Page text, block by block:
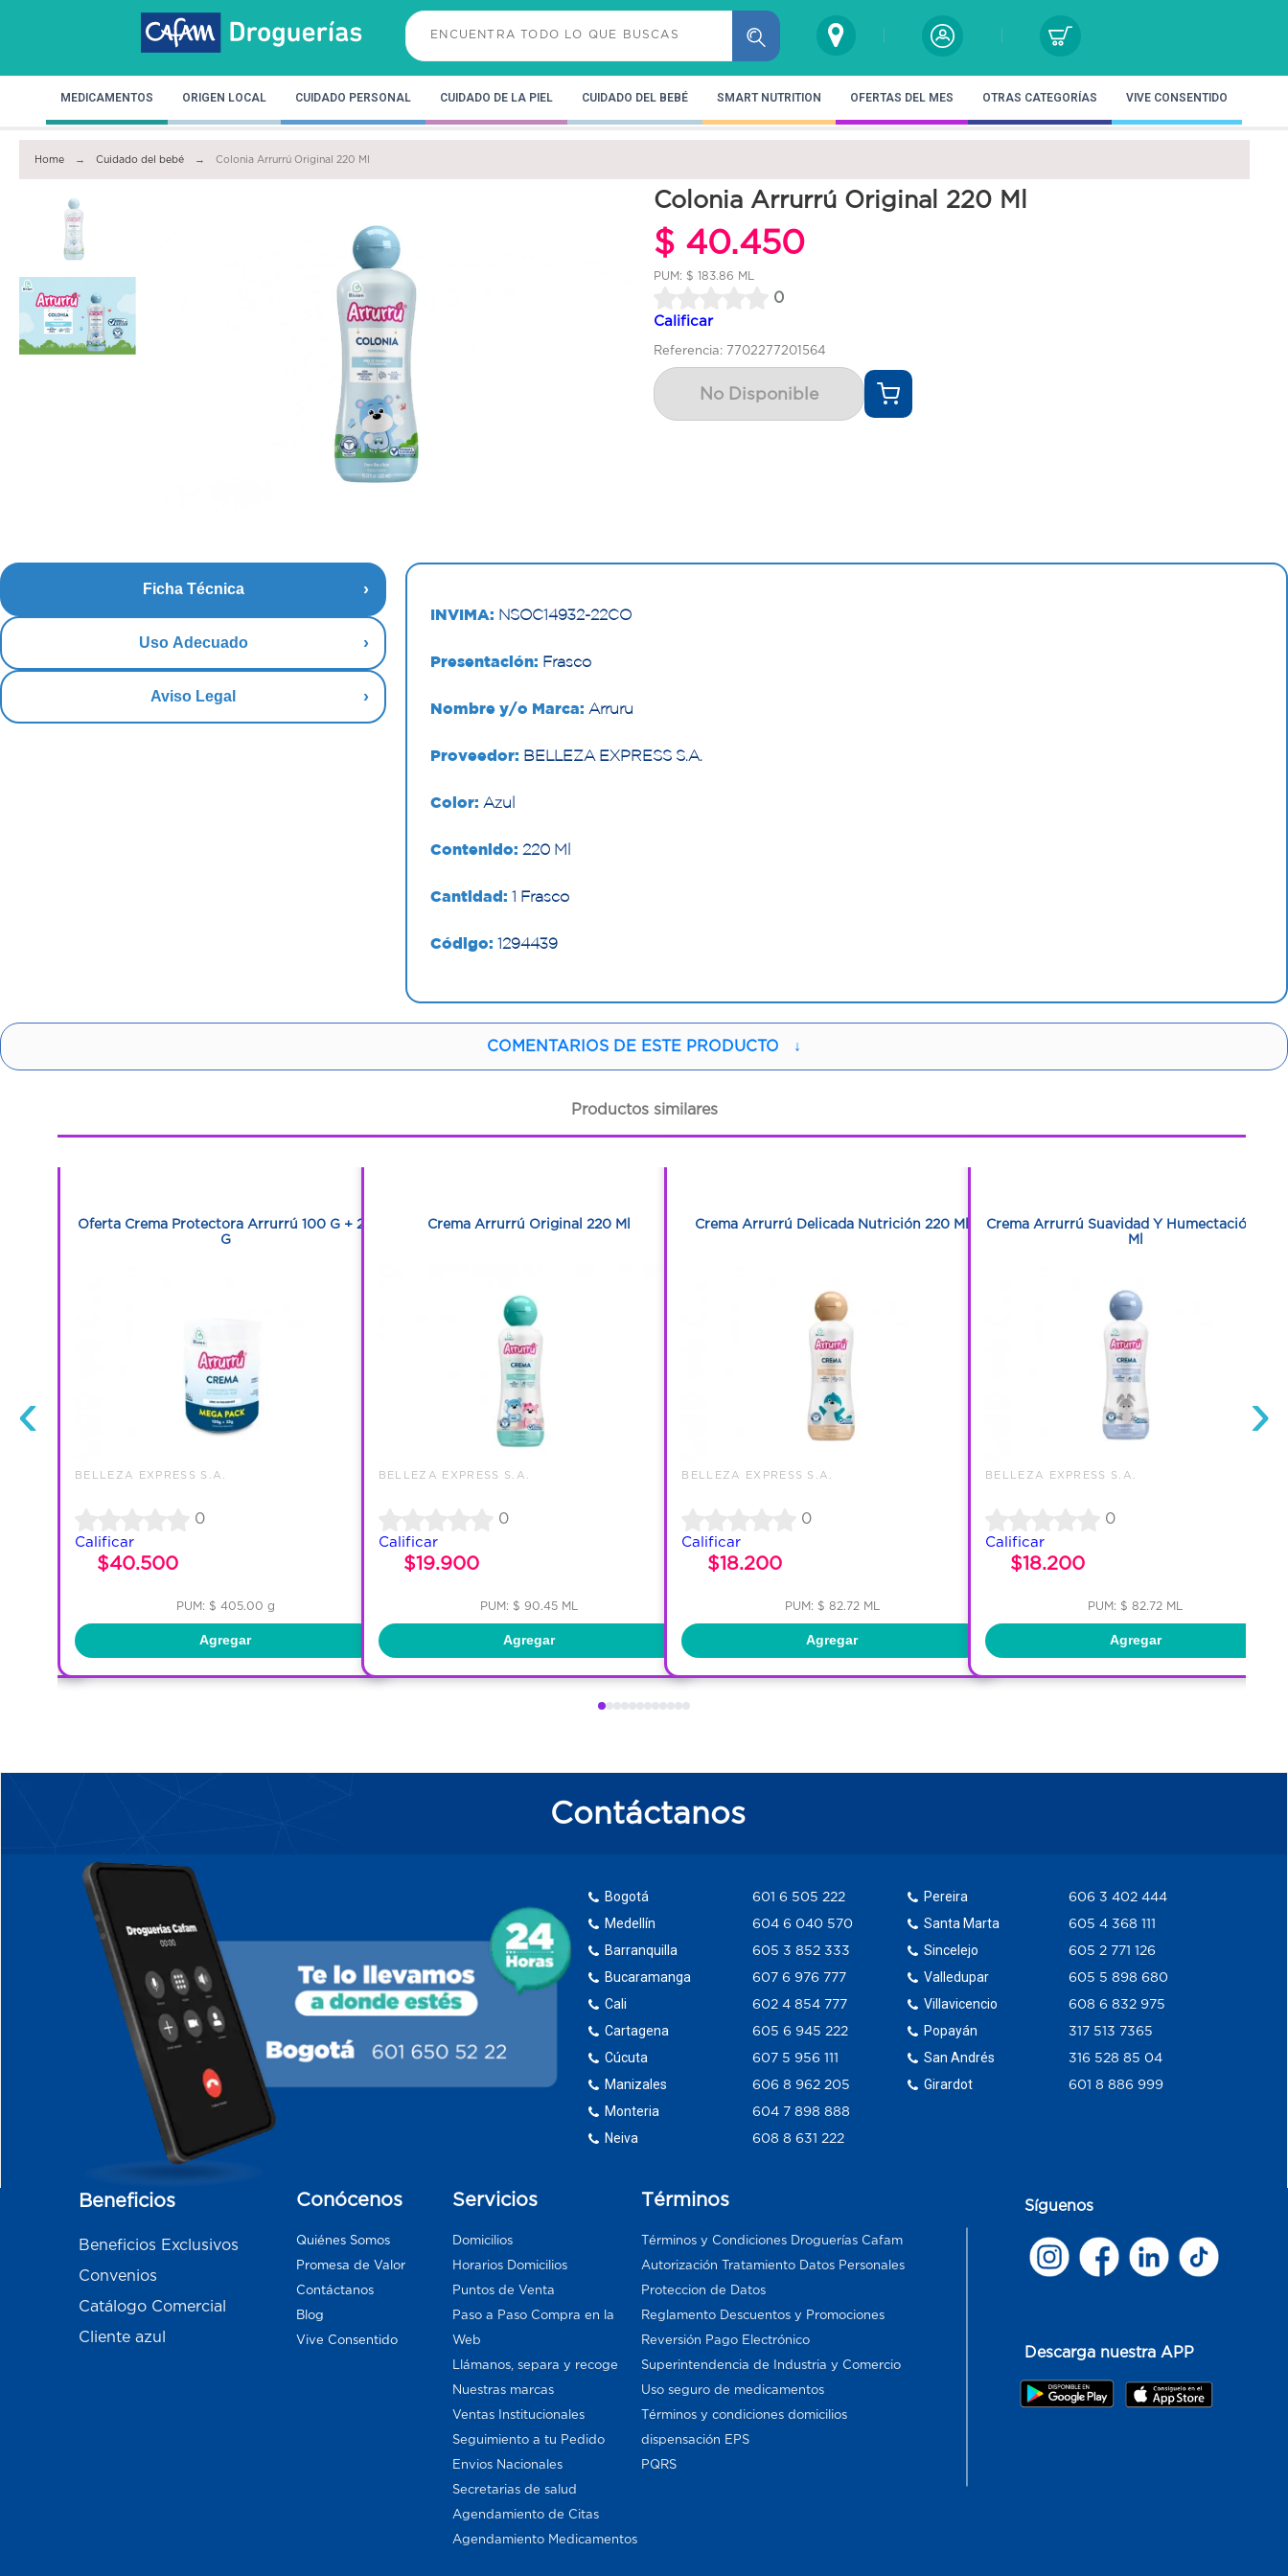
MEDICAMENTOS ORIGEN LOCAL CUIDADO PERSONAL CUIDADO DE LA PIEL CUIDADO DEL BEBÉ SMART NUTRITION OFERTAS DEL MES OTRAS CATEGORÍAS VIVE CONSENTIDO
Home Cuidado del bebé Colonia Arrurrú Original 220 Ml
Colonia Arrurrú Original 220 Ml
$ 40.450
PUM: $ 183.86 ML
0
Calificar
Referencia: 7702277201564
No Disponible
Ficha Técnica
Uso Adecuado
Aviso Legal
INVIMA: NSOC14932-22CO
Presentación: Frasco
Nombre y/o Marca: Arruru
Proveedor: BELLEZA EXPRESS S.A.
Color: Azul
Contenido: 220 Ml
Cantidad: 1 Frasco
Código: 1294439
COMENTARIOS DE ESTE PRODUCTO ↓
Productos similares
‹
Oferta Crema Protectora Arrurrú 100 G + 25
G
BELLEZA EXPRESS S.A.
0
Calificar
$40.500
PUM: $ 405.00 g
Agregar
Crema Arrurrú Original 220 Ml
BELLEZA EXPRESS S.A.
0
Calificar
$19.900
PUM: $ 90.45 ML
Agregar
Crema Arrurrú Delicada Nutrición 220 Ml
BELLEZA EXPRESS S.A.
0
Calificar
$18.200
PUM: $ 82.72 ML
Agregar
Crema Arrurrú Suavidad Y Humectación 220
Ml
BELLEZA EXPRESS S.A.
0
Calificar
$18.200
PUM: $ 82.72 ML
Agregar
›
Contáctanos
Bogotá
Medellín
Barranquilla
Bucaramanga
Cali
Cartagena
Cúcuta
Manizales
Monteria
Neiva
601 6 505 222
604 6 040 570
605 3 852 333
607 6 976 777
602 4 854 777
605 6 945 222
607 5 956 111
606 8 962 205
604 7 898 888
608 8 631 222
Pereira
Santa Marta
Sincelejo
Valledupar
Villavicencio
Popayán
San Andrés
Girardot
606 3 402 444
605 4 368 111
605 2 771 126
605 5 898 680
608 6 832 975
317 513 7365
316 528 85 04
601 8 886 999
Beneficios
Beneficios Exclusivos
Convenios
Catálogo Comercial
Cliente azul
Conócenos
Quiénes Somos
Promesa de Valor
Contáctanos
Blog
Vive Consentido
Servicios
Domicilios
Horarios Domicilios
Puntos de Venta
Paso a Paso Compra en la
Web
Llámanos, separa y recoge
Nuestras marcas
Ventas Institucionales
Seguimiento a tu Pedido
Envios Nacionales
Secretarias de salud
Agendamiento de Citas
Agendamiento Medicamentos
Términos
Términos y Condiciones Droguerías Cafam
Autorización Tratamiento Datos Personales
Proteccion de Datos
Reglamento Descuentos y Promociones
Reversión Pago Electrónico
Superintendencia de Industria y Comercio
Uso seguro de medicamentos
Términos y condiciones domicilios
dispensación EPS
PQRS
Síguenos
Descarga nuestra APP